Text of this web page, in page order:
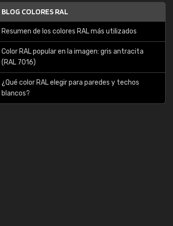
BLOG COLORES RAL
Resumen de los colores RAL más utilizados
Color RAL popular en la imagen: gris antracita
(RAL 7016)
¿Qué color RAL elegir para paredes y techos
blancos?